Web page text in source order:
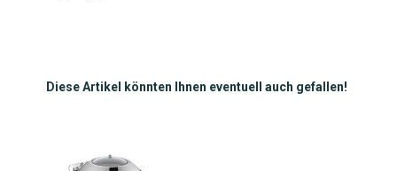
Diese Artikel könnten Ihnen eventuell auch gefallen!